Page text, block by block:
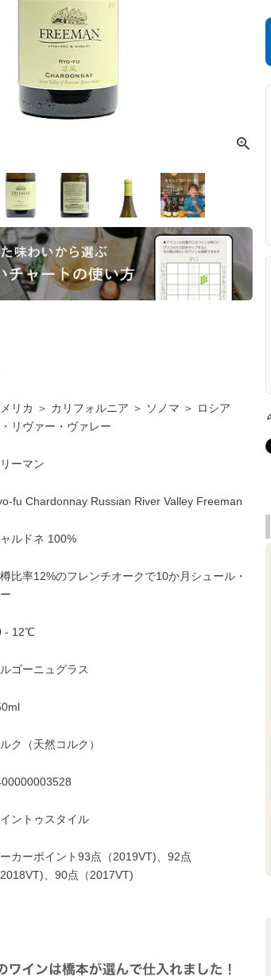
リカ ＞ カリフォルニア ＞ ソノマ ＞ ロシア
リヴァー・ヴァレー
ーマン
fu Chardonnay Russian River Valley Freeman
ルドネ 100%
比率12%のフレンチオークで10か月シュール・
- 12℃
ゴーニュグラス
ク（天然コルク）
ントゥスタイル
カーポイント93点（2019VT)、92点
2018VT)、90点（2017VT)